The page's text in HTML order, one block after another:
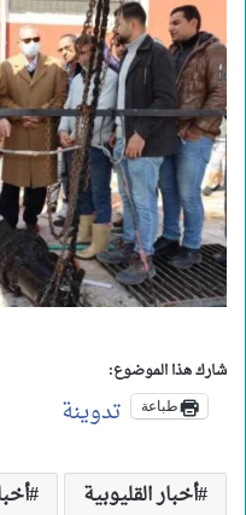
شارك هذا الموضوع:
طباعة تدوينة
أخبار القليوبية